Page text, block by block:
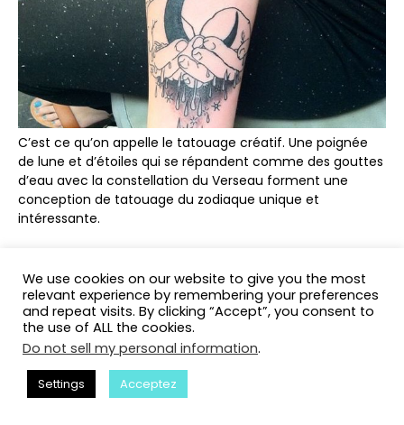
C’est ce qu’on appelle le tatouage créatif. Une poignée
de lune et d’étoiles qui se répandent comme des gouttes
d’eau avec la constellation du Verseau forment une
conception de tatouage du zodiaque unique et
intéressante.
conception de tatouage pour les
hommes
We use cookies on our website to give you the most
relevant experience by remembering your preferences
and repeat visits. By clicking “Accept”, you consent to
the use of ALL the cookies.
Do not sell my personal information.
Settings Acceptez